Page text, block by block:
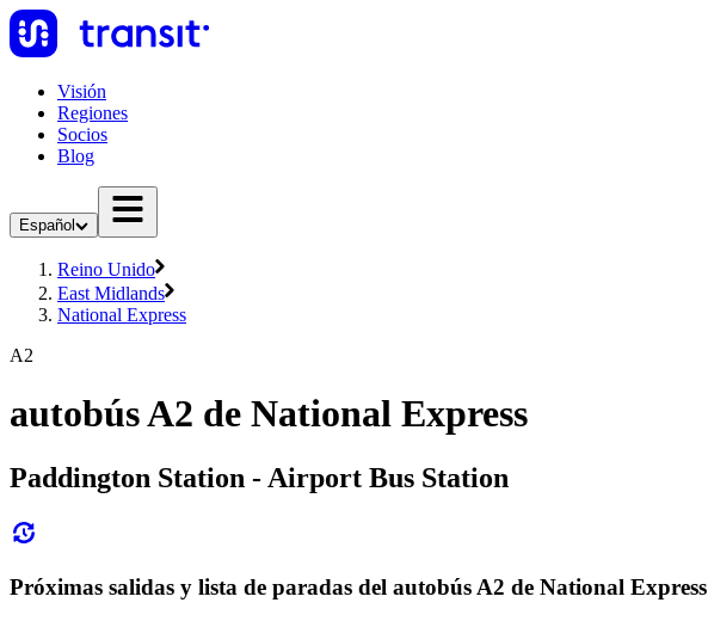
Visión
Regiones
Socios
Blog
Español
Reino Unido
East Midlands
National Express
A2
autobús A2 de National Express
Paddington Station - Airport Bus Station
Próximas salidas y lista de paradas del autobús A2 de National Express